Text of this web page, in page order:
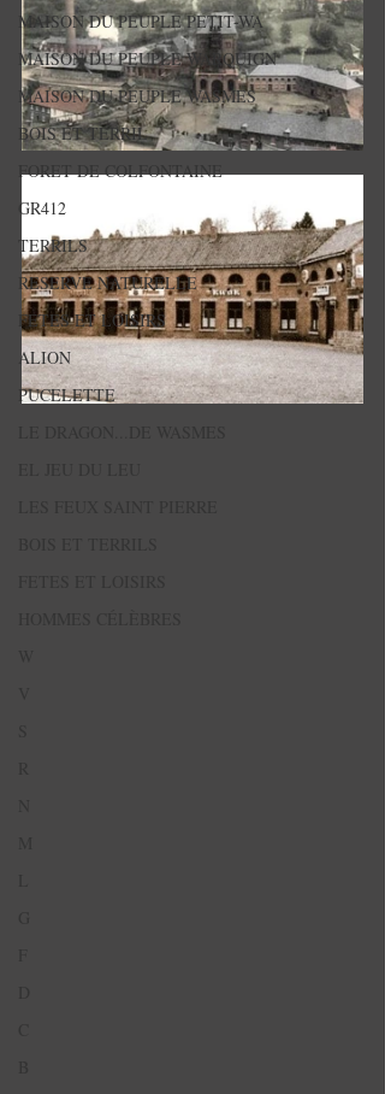
MAISON DU PEUPLE PETIT-WA
MAISON DU PEUPLE WARQUIGN
MAISON DU PEUPLE WASMES
BOIS ET TERRIL
FORET DE COLFONTAINE
GR412
TERRILS
RESERVE NATURELLE
FETES ET LOISIRS
ALION
PUCELETTE